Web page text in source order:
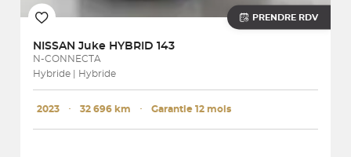
PRENDRE RDV
NISSAN Juke HYBRID 143
N-CONNECTA
Hybride | Hybride
2023 ･ 32 696 km ･ Garantie 12 mois